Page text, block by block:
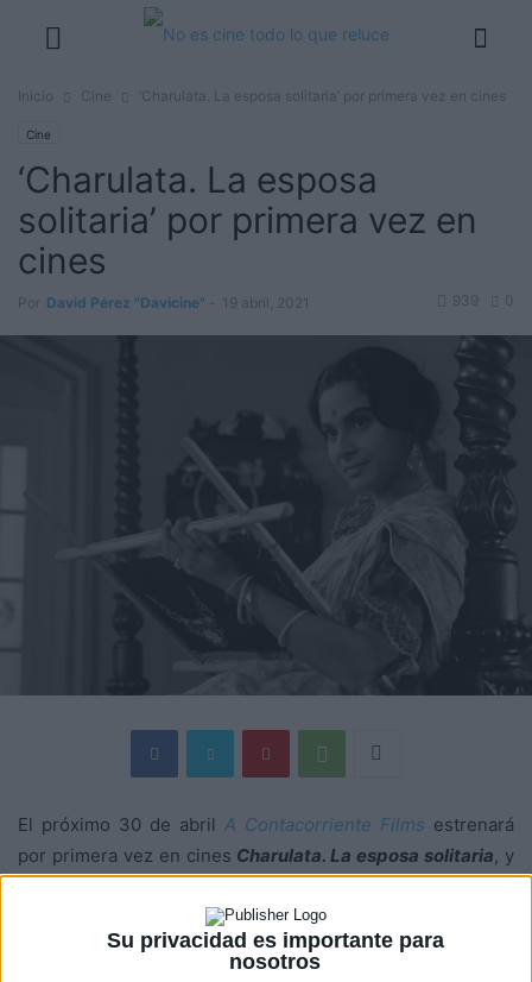
Su privacidad es importante para
nosotros
Inicio Cine ‘Charulata. La esposa solitaria’ por primera vez en cines
Cine
‘Charulata. La esposa
solitaria’ por primera vez en
cines
Por David Pérez "Davicine" 19 abril, 2021 0
939
El próximo 30 de abril A Contacorriente Films estrenará
por primera vez en cines Charulata. La esposa solitaria, y
nacimiento de su director, el aclamado cineasta indio
Satyajit Ray( Trilogía de Apu), considerado por muchos